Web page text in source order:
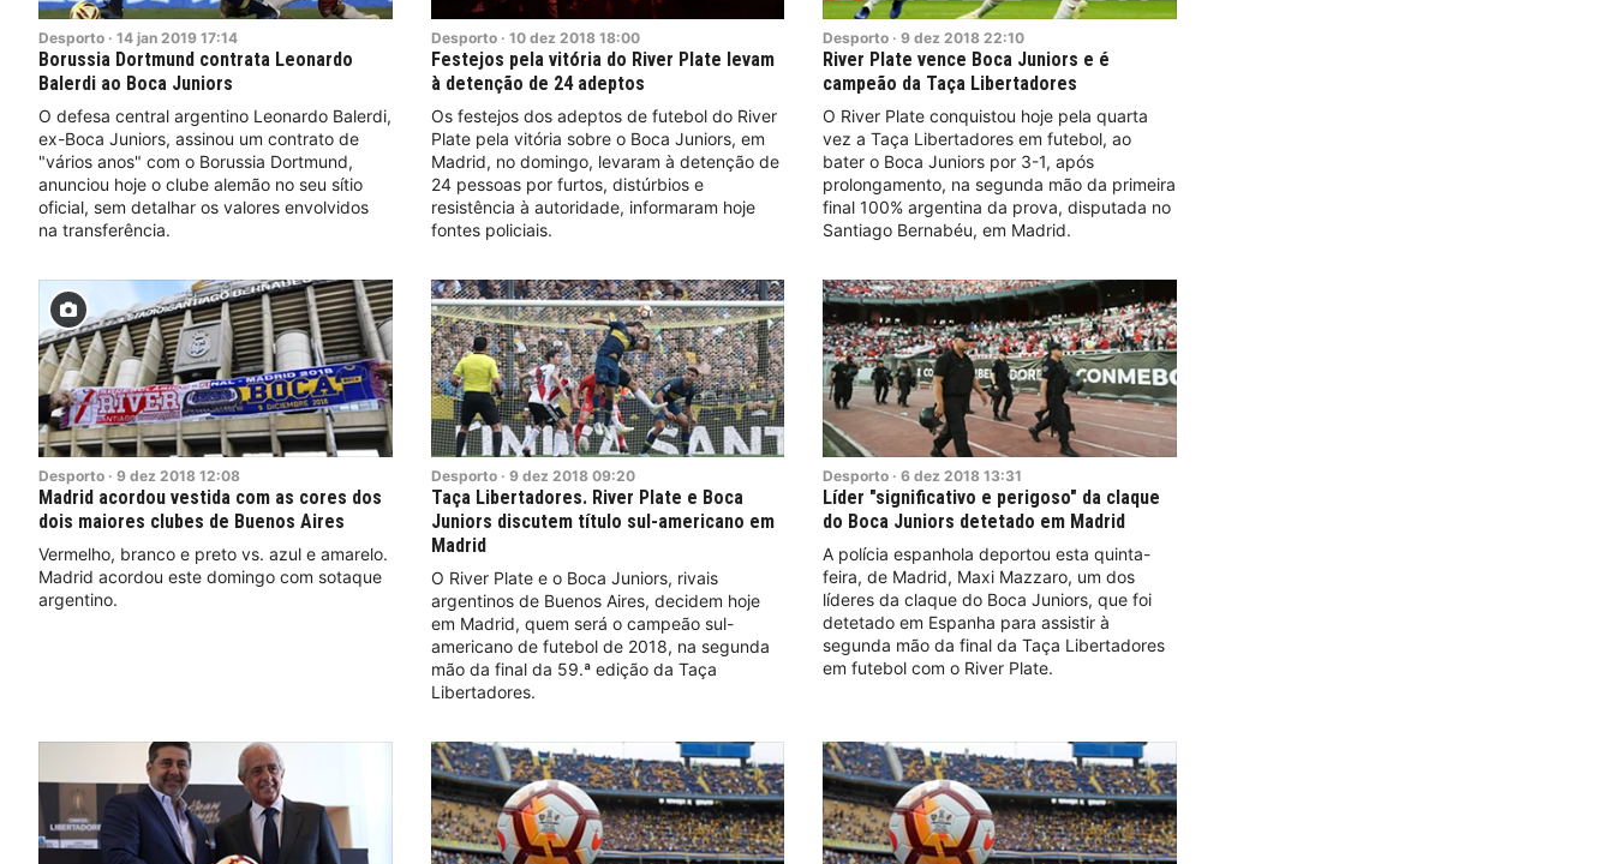
Desporto · 14 jan 2019 17:14
Borussia Dortmund contrata Leonardo
Balerdi ao Boca Juniors
O defesa central argentino Leonardo Balerdi,
ex-Boca Juniors, assinou um contrato de
"vários anos" com o Borussia Dortmund,
anunciou hoje o clube alemão no seu sítio
oficial, sem detalhar os valores envolvidos
na transferência.
Desporto · 10 dez 2018 18:00
Festejos pela vitória do River Plate levam
à detenção de 24 adeptos
Os festejos dos adeptos de futebol do River
Plate pela vitória sobre o Boca Juniors, em
Madrid, no domingo, levaram à detenção de
24 pessoas por furtos, distúrbios e
resistência à autoridade, informaram hoje
fontes policiais.
Desporto · 9 dez 2018 22:10
River Plate vence Boca Juniors e é
campeão da Taça Libertadores
O River Plate conquistou hoje pela quarta
vez a Taça Libertadores em futebol, ao
bater o Boca Juniors por 3-1, após
prolongamento, na segunda mão da primeira
final 100% argentina da prova, disputada no
Santiago Bernabéu, em Madrid.
Desporto · 9 dez 2018 12:08
Madrid acordou vestida com as cores dos
dois maiores clubes de Buenos Aires
Vermelho, branco e preto vs. azul e amarelo.
Madrid acordou este domingo com sotaque
argentino.
Desporto · 9 dez 2018 09:20
Taça Libertadores. River Plate e Boca
Juniors discutem título sul-americano em
Madrid
O River Plate e o Boca Juniors, rivais
argentinos de Buenos Aires, decidem hoje
em Madrid, quem será o campeão sul-
americano de futebol de 2018, na segunda
mão da final da 59.ª edição da Taça
Libertadores.
Desporto · 6 dez 2018 13:31
Líder "significativo e perigoso" da claque
do Boca Juniors detetado em Madrid
A polícia espanhola deportou esta quinta-
feira, de Madrid, Maxi Mazzaro, um dos
líderes da claque do Boca Juniors, que foi
detetado em Espanha para assistir à
segunda mão da final da Taça Libertadores
em futebol com o River Plate.